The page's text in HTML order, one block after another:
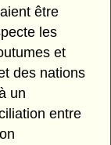
être
les
et
des nations
un
entre